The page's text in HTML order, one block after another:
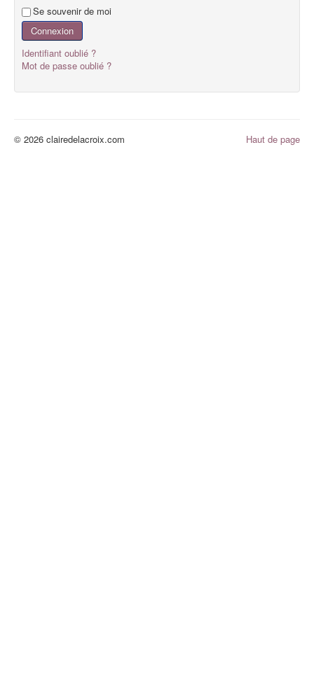
Se souvenir de moi
Connexion
Identifiant oublié ?
Mot de passe oublié ?
Haut de page
© 2026 clairedelacroix.com